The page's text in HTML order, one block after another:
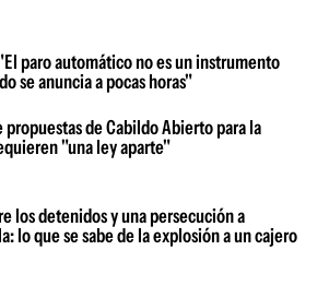
paro automático no es un instrumento
se anuncia a pocas horas"
de Cabildo Abierto para la
"una ley aparte"
los detenidos y una persecución a
lo que se sabe de la explosión a un cajero